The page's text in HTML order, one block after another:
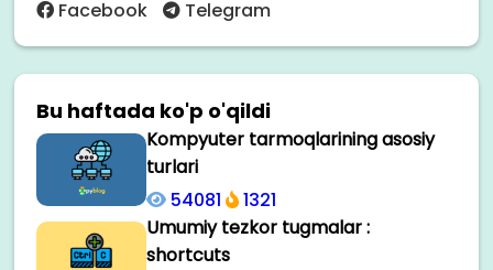
Facebook
Telegram
Bu haftada ko'p o'qildi
Kompyuter tarmoqlarining asosiy
turlari
54081
1321
Umumiy tezkor tugmalar :
shortcuts